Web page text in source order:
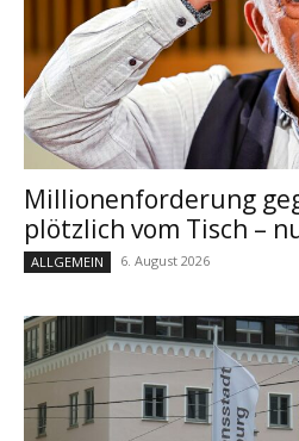
Millionenforderung
plötzlich vom Tisch –
ALLGEMEIN 6. August 2026